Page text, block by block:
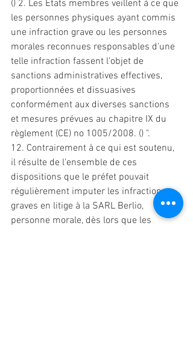
() 2. Les États membres veillent à ce que
les personnes physiques ayant commis
une infraction grave ou les personnes
morales reconnues responsables d'une
telle infraction fassent l'objet de
sanctions administratives effectives,
proportionnées et dissuasives
conformément aux diverses sanctions
et mesures prévues au chapitre IX du
règlement (CE) no 1005/2008. () ".
12. Contrairement à ce qui est soutenu,
il résulte de l'ensemble de ces
dispositions que le préfet pouvait
régulièrement imputer les infractions
graves en litige à la SARL Berlio,
personne morale, dès lors que les